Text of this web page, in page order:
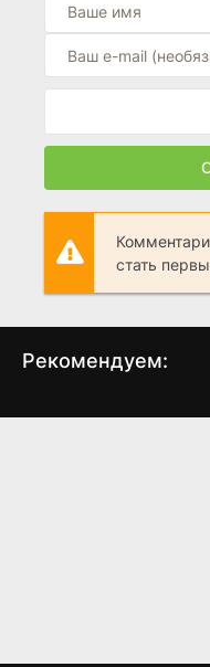
стать
Рекомендуем:
Прости нам долги